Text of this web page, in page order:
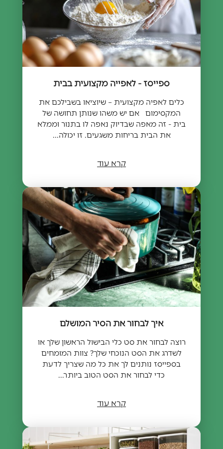
ספייסז - לאפייה מקצועית בבית
כלים לאפיה מקצועית – שיוציאו בשבילכם את
המקסימום אם יש משהו שנותן תחושה של
בית - זה מאפה שבדיוק נאפה לו בתנור וממלא
את הבית בריחות משגעים. זו יכולה...
קרא עוד
איך לבחור את הסיר המושלם
רוצה לבחור את סט כלי הבישול הראשון שלך או
לשדרג את הסט הנוכחי שלך? צוות המומחים
בספייסז נותנים לך את כל מה שצריך לדעת
כדי לבחור את הסט הטוב ביותר...
קרא עוד